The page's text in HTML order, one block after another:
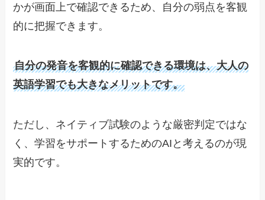
かが画面上で確認できるため、自分の弱点を客観
的に把握できます。
自分の発音を客観的に確認できる環境は、大人の
英語学習でも大きなメリットです。
ただし、ネイティブ試験のような厳密判定ではな
く、学習をサポートするためのAIと考えるのが現
実的です。